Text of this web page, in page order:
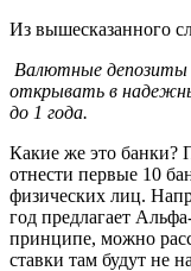
Из вышесказанного
Валютные депозиты
открывать в
до 1 года.
Какие же это
отнести первые 10
физических лиц.
год предлагает
принципе, можно
ставки там будут не